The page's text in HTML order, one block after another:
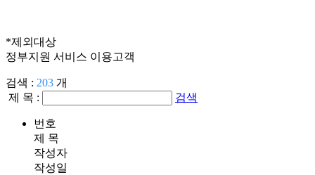
*제외대상
정부지원 서비스 이용고객
검색 : 203 개
제 목 :
검색
번호
제 목
작성자
작성일